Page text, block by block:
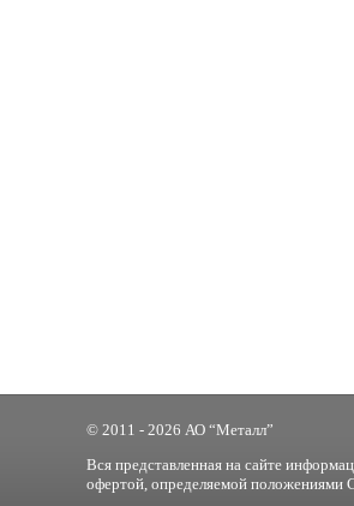
© 2011 - 2026 АО “Металл”
Вся представленная на сайте
офертой, определяемой положениями